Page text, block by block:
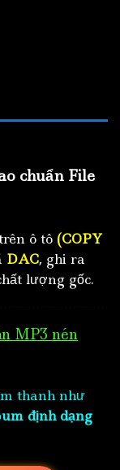
chuẩn File
ô tô (COPY
DAC, ghi ra
lượng gốc.
MP3 nén
thanh như
định dạng